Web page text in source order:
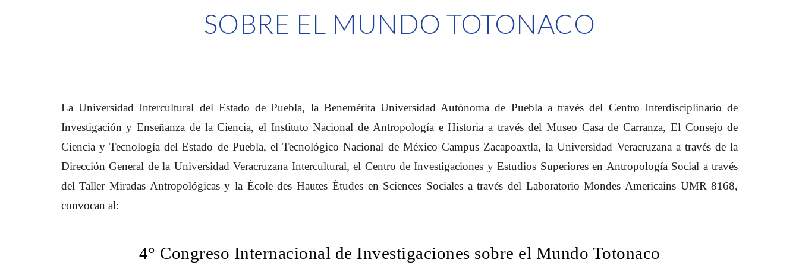
SOBRE EL MUNDO TOTONACO
La Universidad Intercultural del Estado de Puebla, la Benemérita Universidad Autónoma de Puebla a través del Centro Interdisciplinario de
Investigación y Enseñanza de la Ciencia, el Instituto Nacional de Antropología e Historia a través del Museo Casa de Carranza, El Consejo de
Ciencia y Tecnología del Estado de Puebla, el Tecnológico Nacional de México Campus Zacapoaxtla, la Universidad Veracruzana a través de la
Dirección General de la Universidad Veracruzana Intercultural, el Centro de Investigaciones y Estudios Superiores en Antropología Social a través
del Taller Miradas Antropológicas y la École desHautes Études en Sciences Sociales a través del Laboratorio Mondes Americains UMR 8168,
convocan al:
4° Congreso Internacional de Investigaciones sobre el Mundo Totonaco